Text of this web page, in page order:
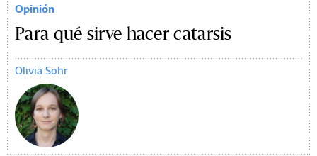
Opinión
Para qué sirve hacer catarsis
Olivia Sohr